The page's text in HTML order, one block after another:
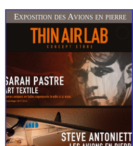
Exposition des Avions en pierre